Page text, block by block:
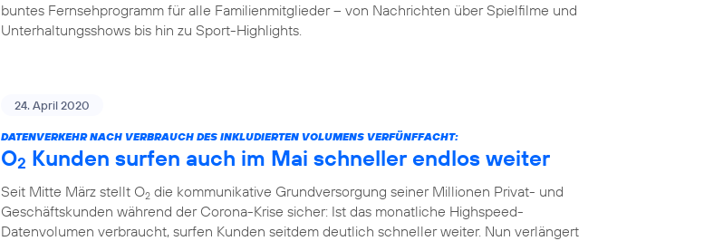
buntes Fernsehprogramm für alle Familienmitglieder – von Nachrichten über Spielfilme und
Unterhaltungsshows bis hin zu Sport-Highlights.
24. April 2020
DATENVERKEHR NACH VERBRAUCH DES INKLUDIERTEN VOLUMENS VERFÜNFFACHT:
O2 Kunden surfen auch im Mai schneller endlos weiter
Seit Mitte März stellt O2 die kommunikative Grundversorgung seiner Millionen Privat- und
Geschäftskunden während der Corona-Krise sicher: Ist das monatliche Highspeed-
Datenvolumen verbraucht, surfen Kunden seitdem deutlich schneller weiter. Nun verlängert